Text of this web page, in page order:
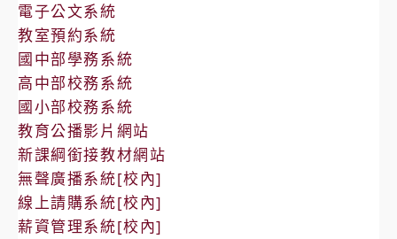
電子公文系統
教室預約系統
國中部學務系統
高中部校務系統
國小部校務系統
教育公播影片網站
新課綱銜接教材網站
無聲廣播系統[校內]
線上請購系統[校內]
薪資管理系統[校內]